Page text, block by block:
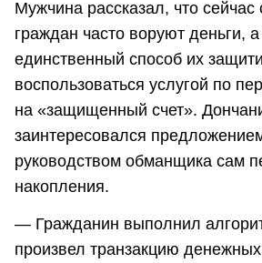
Мужчина рассказал, что сейчас
граждан часто воруют деньги,
единственный способ их
воспользоваться услугой по
на «защищенный счет».
заинтересовался
руководством обманщика сам
накопления.
— Гражданин выполнил
произвел транзакцию